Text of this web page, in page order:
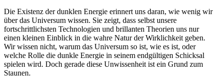
Die Existenz der dunklen Energie erinnert uns daran, wie wenig wir
über das Universum wissen. Sie zeigt, dass selbst unsere
fortschrittlichsten Technologien und brillanten Theorien uns nur
einen kleinen Einblick in die wahre Natur der Wirklichkeit geben.
Wir wissen nicht, warum das Universum so ist, wie es ist, oder
welche Rolle die dunkle Energie in seinem endgültigen Schicksal
spielen wird. Doch gerade diese Unwissenheit ist ein Grund zum
Staunen.